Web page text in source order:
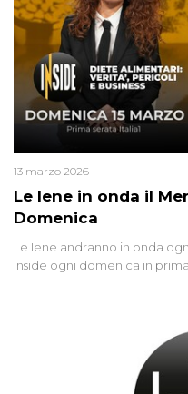
Le Iene in onda il
Domenica
13 marzo 2026
Le Iene andranno in onda
Inside ogni domenica in prima